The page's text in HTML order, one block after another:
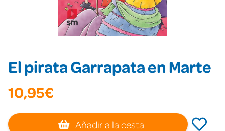
El pirata Garrapata en Marte
10,95€
Añadir a la cesta